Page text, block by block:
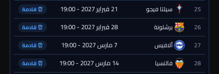
25 سيلتا فيجو 21 فبراير 2027 - 19:00 ⏰ قادمة
26 برشلونة 28 فبراير 2027 - 19:00 ⏰ قادمة
27 ألافيس 7 مارس 2027 - 19:00 ⏰ قادمة
28 فالنسيا 14 مارس 2027 - 19:00 ⏰ قادمة